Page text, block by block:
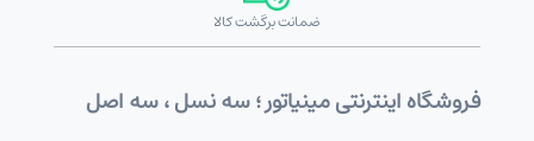
ضمانت برگشت کالا
فروشگاه اینترنتی مینیاتور ؛ سه نسل ، سه اصل